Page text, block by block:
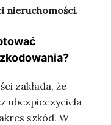
nieruchomości.
zakłada, że
ubezpieczyciela
szkód. W